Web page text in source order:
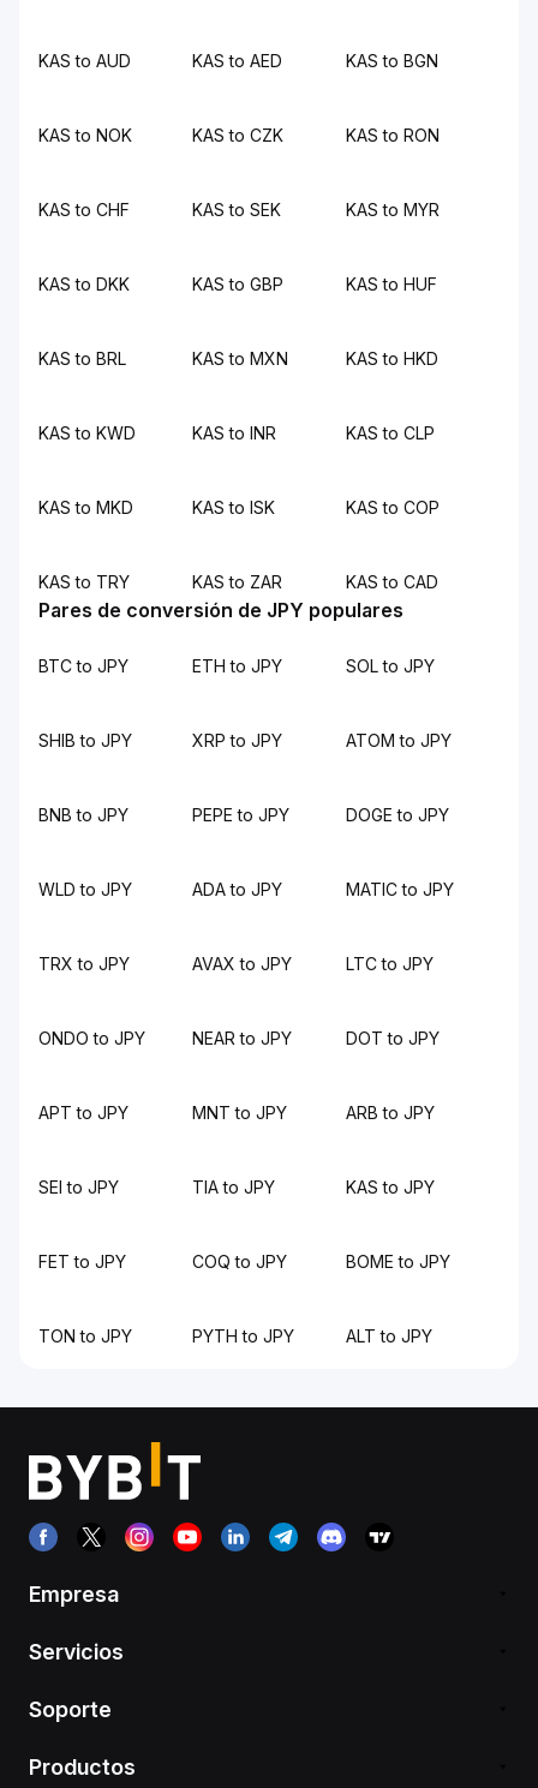
KAS to AUD KAS to AED KAS to BGN
KAS to NOK KAS to CZK KAS to RON
KAS to CHF KAS to SEK KAS to MYR
KAS to DKK KAS to GBP KAS to HUF
KAS to BRL KAS to MXN KAS to HKD
KAS to KWD KAS to INR KAS to CLP
KAS to MKD KAS to ISK KAS to COP
KAS to TRY KAS to ZAR KAS to CAD
Pares de conversión de JPY populares
BTC to JPY ETH to JPY SOL to JPY
SHIB to JPY XRP to JPY ATOM to JPY
BNB to JPY PEPE to JPY DOGE to JPY
WLD to JPY ADA to JPY MATIC to JPY
TRX to JPY AVAX to JPY LTC to JPY
ONDO to JPY NEAR to JPY DOT to JPY
APT to JPY MNT to JPY ARB to JPY
SEI to JPY TIA to JPY KAS to JPY
FET to JPY COQ to JPY BOME to JPY
TON to JPY PYTH to JPY ALT to JPY
Empresa
Servicios
Soporte
Productos